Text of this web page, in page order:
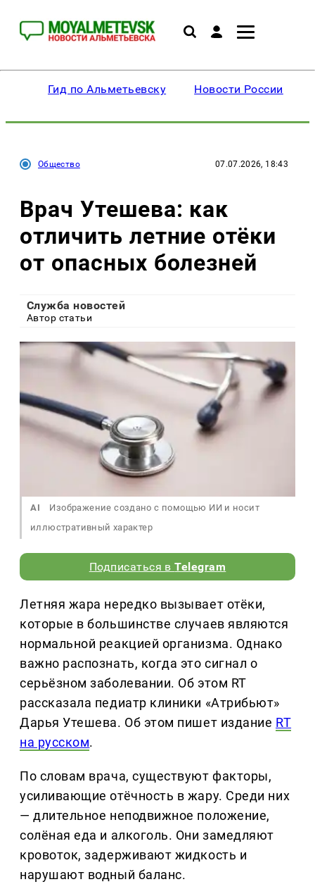
Гид по Альметьевску Новости России
Общество 07.07.2026, 18:43
Врач Утешева: как
отличить летние отёки
от опасных болезней
Служба новостей
Автор статьи
AI
Изображение создано с помощью ИИ и носит
иллюстративный характер
Подписаться вTelegram
Летняя жара нередко вызывает отёки,
которые в большинстве случаев являются
нормальной реакцией организма. Однако
важно распознать, когда это сигнал о
серьёзном заболевании. Об этом RT
рассказала педиатр клиники «Атрибьют»
Дарья Утешева. Об этом пишет издание RT
на русском.
По словам врача, существуют факторы,
усиливающие отёчность в жару. Среди них
— длительное неподвижное положение,
солёная еда и алкоголь. Они замедляют
кровоток, задерживают жидкость и
нарушают водный баланс.